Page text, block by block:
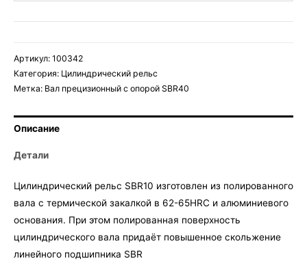
Артикул: 100342
Категория: Цилиндрический рельс
Метка: Вал прецизионный с опорой SBR40
Описание
Детали
Цилиндрический рельс SBR10 изготовлен из полированного
вала с термической закалкой в 62-65HRC и алюминиевого
основания. При этом полированная поверхность
цилиндрического вала придаёт повышенное скольжение
линейного подшипника SBR